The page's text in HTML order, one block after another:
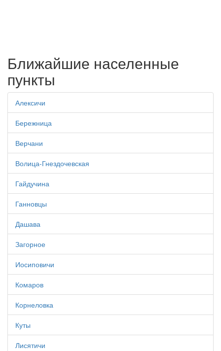
Ближайшие населенные
пункты
Алексичи
Бережница
Верчани
Волица-Гнездочевская
Гайдучина
Ганновцы
Дашава
Загорное
Иосиповичи
Комаров
Корнеловка
Куты
Лисятичи